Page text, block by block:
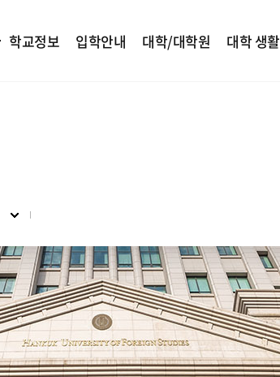
학교정보 입학안내 대학/대학원 대학 생활